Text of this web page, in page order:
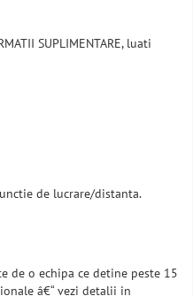
SUPLIMENTARE, luati
de lucrare/distanta.
de o echipa ce detine peste 15
â€“ vezi detalii in